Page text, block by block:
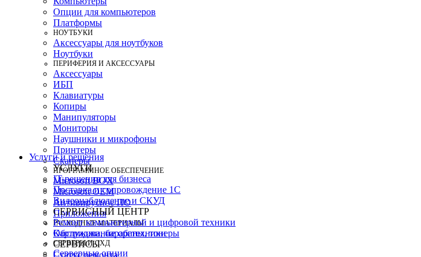
Опции для компьютеров
Платформы
НОУТБУКИ
Аксессуары для ноутбуков
Ноутбуки
ПЕРИФЕРИЯ И АКСЕССУАРЫ
Аксессуары
ИБП
Клавиатуры
Копиры
Манипуляторы
Мониторы
Наушники и микрофоны
Принтеры
Сканеры
ПРОГРАММНОЕ ОБЕСПЕЧЕНИЕ
Microsoft BOX
Microsoft OEM
Антивирусное ПО
Приложения
РАСХОДНЫЕ МАТЕРИАЛЫ
Картриджи, барабаны, тонеры
СЕРВЕРЫ И СХД
Серверные опции
Услуги и решения
УСЛУГИ
IT-решения для бизнеса
Поставка и сопровождение 1C
Видеонаблюдение и СКУД
СЕРВИСНЫЙ ЦЕНТР
Ремонт компьютерной и цифровой техники
Обслуживание оргтехники
СЕРВИСЫ
Статус ремонта